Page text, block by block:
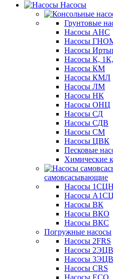
Насосы
Грунтовые
Насосы АНС
Насосы
Насосы
Насосы К,
Насосы КМ
Насосы КМЛ
Насосы ЛМ
Насосы НК
Насосы ОНЦ
Насосы СД
Насосы СДВ
Насосы СМ
Насосы ЦВК
Песковые
Химические
самовсасывающие
Насосы 1СЦН
Насосы
Насосы ВК
Насосы ВКО
Насосы ВКС
Погружные насосы
Насосы 2FRS
Насосы 2ЭЦВ
Насосы 3ЭЦВ
Насосы CRS
Насосы ECO